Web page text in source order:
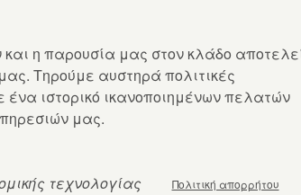
η παρουσία μας στον κλάδο
Τηρούμε αυστηρά πολιτικές
ιστορικό ικανοποιημένων πελατών
μας.
τεχνολογίας Πολιτική απορρήτου